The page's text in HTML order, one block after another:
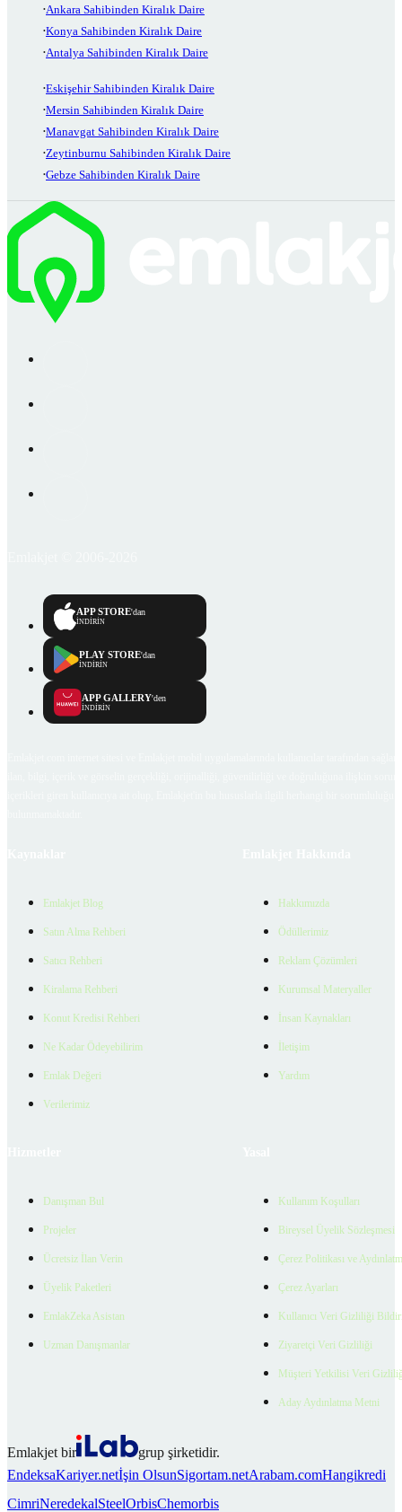
Ankara Sahibinden Kiralık Daire
Konya Sahibinden Kiralık Daire
Antalya Sahibinden Kiralık Daire
Eskişehir Sahibinden Kiralık Daire
Mersin Sahibinden Kiralık Daire
Manavgat Sahibinden Kiralık Daire
Zeytinburnu Sahibinden Kiralık Daire
Gebze Sahibinden Kiralık Daire
APP STORE'dan
İNDİRİN
PLAY STORE'dan
İNDİRİN
APP GALLERY'den
İNDİRİN
Emlakjet Blog
Satın Alma Rehberi
Satıcı Rehberi
Kiralama Rehberi
Konut Kredisi Rehberi
Ne Kadar Ödeyebilirim
Emlak Değeri
Verilerimiz
Hakkımızda
Ödüllerimiz
Reklam Çözümleri
Kurumsal Materyaller
İnsan Kaynakları
İletişim
Yardım
Danışman Bul
Projeler
Ücretsiz İlan Verin
Üyelik Paketleri
EmlakZeka Asistan
Uzman Danışmanlar
Kullanım Koşulları
Bireysel Üyelik Sözleşmesi
Çerez Politikası ve
Çerez Ayarları
Kullanıcı Veri Gizliliği
Ziyaretçi Veri Gizliliği
Müşteri Yetkilisi Veri
Aday Aydınlatma Metni
Emlakjet bir
grup şirketidir.
EndeksaKariyer.netİşin OlsunSigortam.netArabam.comHangikredi
CimriNeredekalSteelOrbisChemorbis